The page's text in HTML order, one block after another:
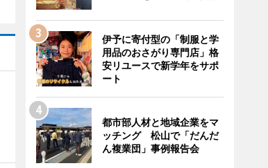
伊予に寄付型の「制服と学
用品のおさがり専門店」格
安リユースで新学年をサポ
ート
都市部人材と地域企業をマ
ッチング 松山で「だんだ
ん複業団」事例報告会